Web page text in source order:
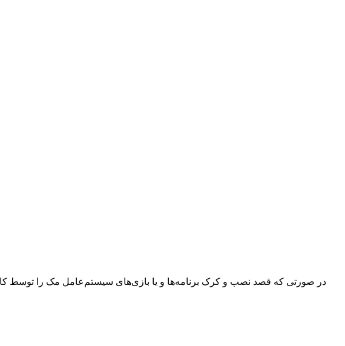
در صورتی که قصد نصب و کرک برنامه‌ها و یا بازی‌های سیستم‌عامل مک را توسط